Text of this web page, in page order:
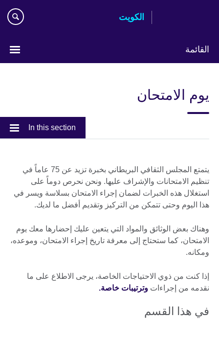
الكويت
القائمة
يوم الامتحان
In this section
يتمتع المجلس الثقافي البريطاني بخبرة تزيد عن 75 عاماً في
تنظيم الامتحانات والإشراف عليها. ونحن نحرص دوماً على
استغلال هذه الخبرات لضمان إجراء الامتحان بسلاسة ويسر في
هذا اليوم وحتى تتمكن من التركيز وتقديم أفضل ما لديك.
وهناك بعض الوثائق والمواد التي يتعين عليك إحضارها معك يوم
الامتحان، كما ستحتاج إلى معرفة تاريخ إجراء الامتحان، وموعده،
ومكانه.
إذا كنت من ذوي الاحتياجات الخاصة، يرجى الاطلاع على ما
نقدمه من إجراءات وترتيبات خاصة.
في هذا القسم